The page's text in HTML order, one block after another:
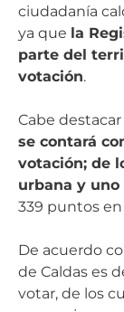
ciudadanía
ya que la
parte del
votación.
Cabe
se contará
votación; de
urbana y uno
339 puntos
De acuerdo
de Caldas es
votar, de los